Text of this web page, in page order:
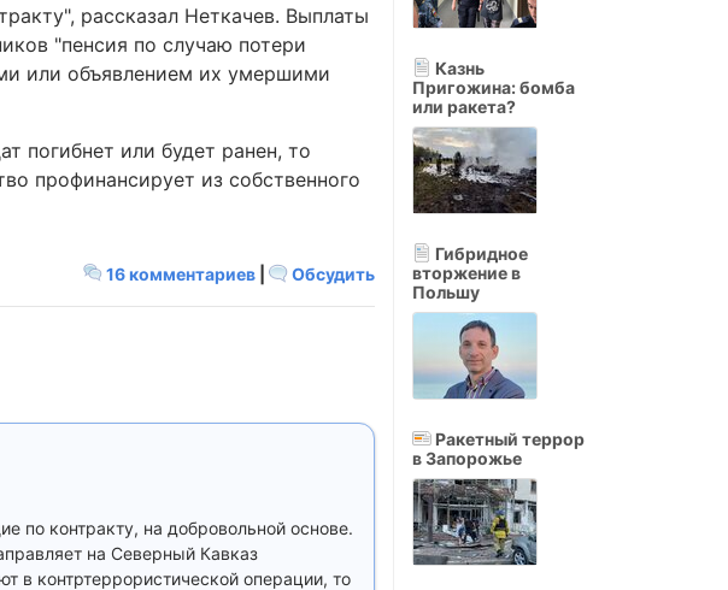
рассказал Неткачев. Выплаты
"пенсия по случаю потери
или объявлением их умершими
погибнет или будет ранен, то
профинансирует из собственного
16 комментариев Обсудить
по контракту, на добровольной основе.
на Северный Кавказ
в контртеррористической операции, то
Казнь
Пригожина: бомба
или ракета?
Гибридное
вторжение в
Польшу
Ракетный террор
в Запорожье